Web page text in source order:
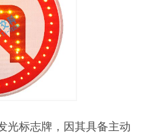
光标志牌，因其具备主动